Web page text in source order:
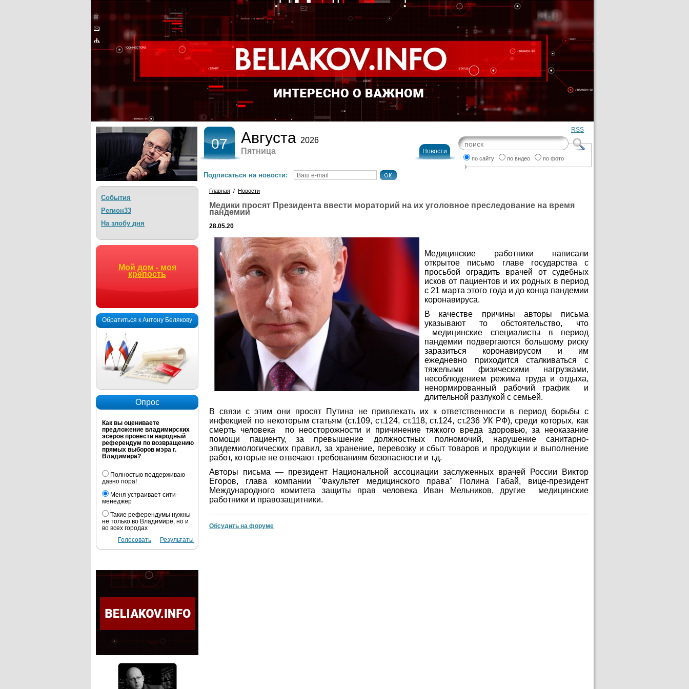
RSS
Подписаться на новости:
События
Регион33
На злобу дня
Мой дом - моя
крепость
Обратиться к Антону Белякову
Опрос
Как вы оцениваете
предложение владимирских
эсеров провести народный
референдум по возвращению
прямых выборов мэра г.
Владимира?
Полностью поддерживаю -
давно пора!
Меня устраивает сити-
менеджер
Такие референдумы нужны
не только во Владимире, но и
во всех городах
Результаты
Голосовать
07 Августа 2026
Пятница
Новости
по сайту по видео по фото
Главная / Новости
Медики просят Президента ввести мораторий на их уголовное преследование на время
пандемии
28.05.20
Медицинские работники написали
открытое письмо главе государства с
просьбой оградить врачей от судебных
исков от пациентов и их родных в период
с 21 марта этого года и до конца пандемии
коронавируса.
В качестве причины авторы письма
указывают то обстоятельство, что
медицинские специалисты в период
пандемии подвергаются большому риску
заразиться коронавирусом и им
ежедневно приходится сталкиваться с
тяжелыми физическими нагрузками,
несоблюдением режима труда и отдыха,
ненормированный рабочий график и
длительной разлукой с семьей.
В связи с этим они просят Путина не привлекать их к ответственности в период борьбы с
инфекцией по некоторым статьям (ст.109, ст.124, ст.118, ст.124, ст.236 УК РФ), среди которых, как
смерть человека по неосторожности и причинение тяжкого вреда здоровью, за неоказание
помощи пациенту, за превышение должностных полномочий, нарушение санитарно-
эпидемиологических правил, за хранение, перевозку и сбыт товаров и продукции и выполнение
работ, которые не отвечают требованиям безопасности и т.д.
Авторы письма — президент Национальной ассоциации заслуженных врачей России Виктор
Егоров, глава компании "Факультет медицинского права" Полина Габай, вице-президент
Международного комитета защиты прав человека Иван Мельников, другие медицинские
работники и правозащитники.
Обсудить на форуме